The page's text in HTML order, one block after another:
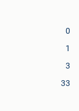
0
1
3
33